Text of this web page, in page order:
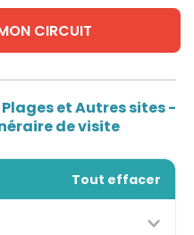
CIRCUIT
Plages et Autres sites -
de visite
Tout effacer